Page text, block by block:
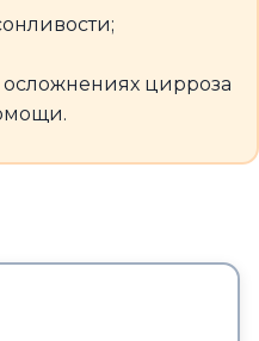
осложнениях цирроза